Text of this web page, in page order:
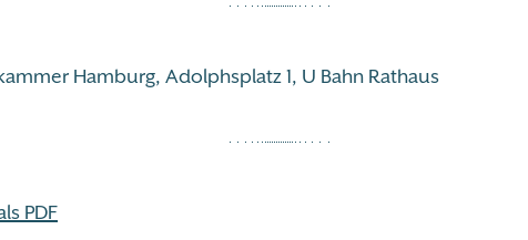
Hamburg, Adolphsplatz 1, U Bahn Rathaus
PDF